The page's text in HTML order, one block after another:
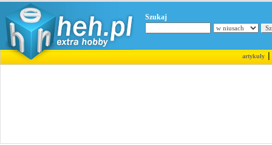
Szukaj
artykuły|